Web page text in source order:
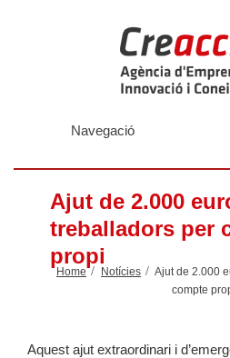
Navegació
Ajut de 2.000
treballadors per
propi
Home Notícies
Ajut de 2.000
compte
Aquest ajut extraordinari i